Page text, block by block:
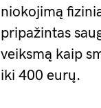
niokojimą
pripažintas
veiksmą kaip
iki 400 eurų.